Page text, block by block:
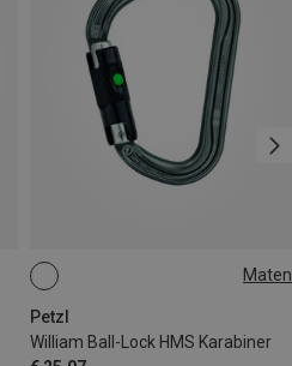
Maten
Petzl
William Ball-Lock HMS Karabiner
BALL-LOCK